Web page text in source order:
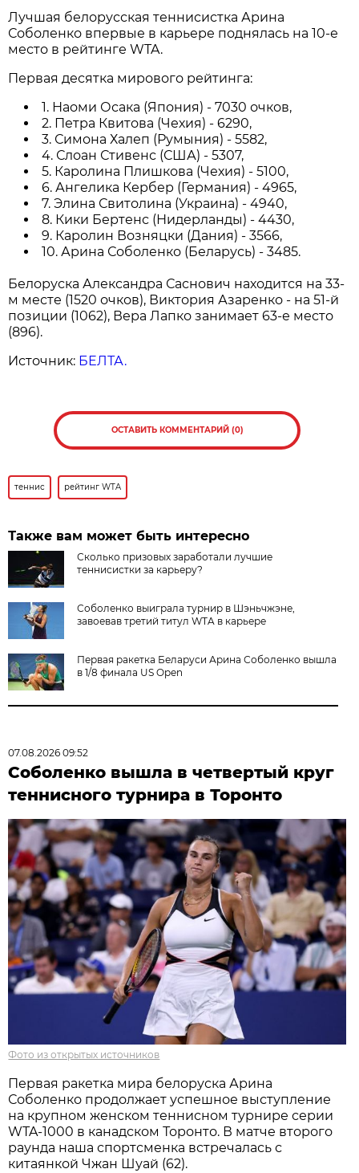
Лучшая белорусская теннисистка Арина
Соболенко впервые в карьере поднялась на 10-е
место в рейтинге WTA.
Первая десятка мирового рейтинга:
1. Наоми Осака (Япония) - 7030 очков,
2. Петра Квитова (Чехия) - 6290,
3. Симона Халеп (Румыния) - 5582,
4. Слоан Стивенс (США) - 5307,
5. Каролина Плишкова (Чехия) - 5100,
6. Ангелика Кербер (Германия) - 4965,
7. Элина Свитолина (Украина) - 4940,
8. Кики Бертенс (Нидерланды) - 4430,
9. Каролин Возняцки (Дания) - 3566,
10. Арина Соболенко (Беларусь) - 3485.
Белоруска Александра Саснович находится на 33-
м месте (1520 очков), Виктория Азаренко - на 51-й
позиции (1062), Вера Лапко занимает 63-е место
(896).
Источник: БЕЛТА.
ОСТАВИТЬ КОММЕНТАРИЙ (0)
теннис рейтинг WTA
Также вам может быть интересно
Сколько призовых заработали лучшие
теннисистки за карьеру?
Соболенко выиграла турнир в Шэньчжэне,
завоевав третий титул WTA в карьере
Первая ракетка Беларуси Арина Соболенко вышла
в 1/8 финала US Open
07.08.2026 09:52
Соболенко вышла в четвертый круг
теннисного турнира в Торонто
Фото из открытых источников
Первая ракетка мира белоруска Арина
Соболенко продолжает успешное выступление
на крупном женском теннисном турнире серии
WTA-1000 в канадском Торонто. В матче второго
раунда наша спортсменка встречалась с
китаянкой Чжан Шуай (62).